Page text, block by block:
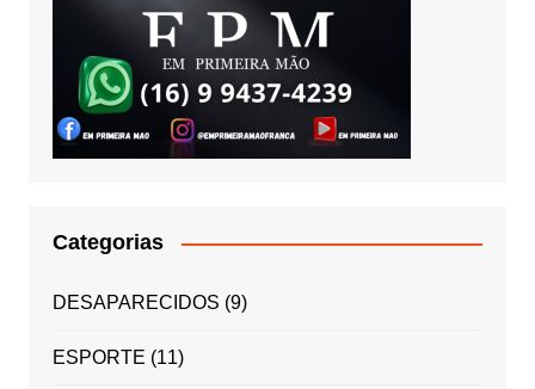
Categorias
DESAPARECIDOS (9)
ESPORTE (11)